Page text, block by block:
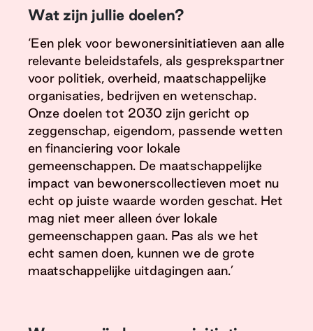
Wat zijn jullie doelen?
‘Een plek voor bewonersinitiatieven aan alle
relevante beleidstafels, als gesprekspartner
voor politiek, overheid, maatschappelijke
organisaties, bedrijven en wetenschap.
Onze doelen tot 2030 zijn gericht op
zeggenschap, eigendom, passende wetten
en financiering voor lokale
gemeenschappen. De maatschappelijke
impact van bewonerscollectieven moet nu
echt op juiste waarde worden geschat. Het
mag niet meer alleen óver lokale
gemeenschappen gaan. Pas als we het
echt samen doen, kunnen we de grote
maatschappelijke uitdagingen aan.’